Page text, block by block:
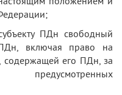
ПДн свободный
включая право на
содержащей его ПДн, за